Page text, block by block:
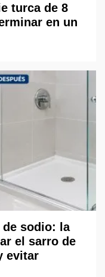
turca de 8
en un
sodio: la
el sarro de
evitar